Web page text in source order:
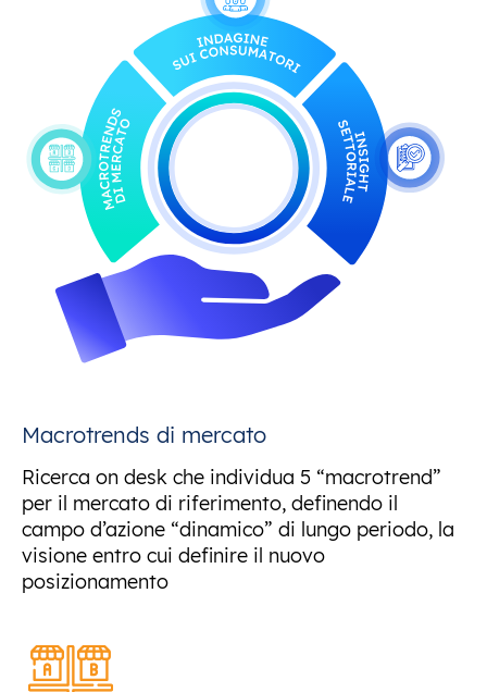
Macrotrends di mercato
Ricerca on desk che individua 5 “macrotrend”
per il mercato di riferimento, definendo il
campo d’azione “dinamico” di lungo periodo, la
visione entro cui definire il nuovo
posizionamento